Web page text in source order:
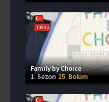
1080p
Family by Choice
1. Sezon15. Bölüm